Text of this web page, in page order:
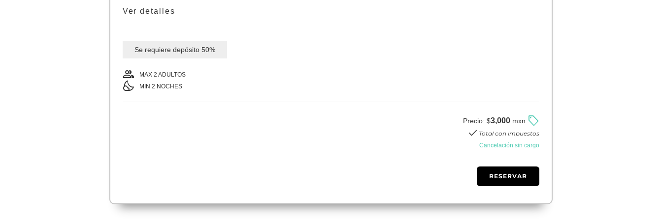
Ver detalles
Se requiere depósito 50%
group MAX 2 ADULTOS
nights_stay MIN 2 NOCHES
Precio: $3,000 mxn sell
check Total con impuestos
Cancelación sin cargo
RESERVAR